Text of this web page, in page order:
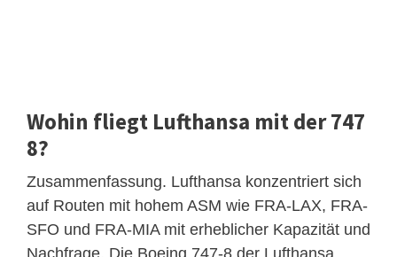
Wohin fliegt Lufthansa mit der 747
8?
Zusammenfassung. Lufthansa konzentriert sich
auf Routen mit hohem ASM wie FRA-LAX, FRA-
SFO und FRA-MIA mit erheblicher Kapazität und
Nachfrage. Die Boeing 747-8 der Lufthansa